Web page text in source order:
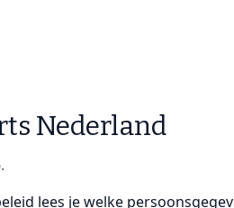
Nederland
.
lees je welke